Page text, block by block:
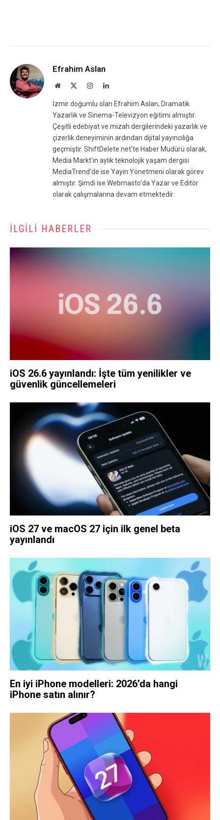
Efrahim Aslan
Website InstagramLinkedIn
İzmir doğumlu olan Efrahim Aslan, Dramatik
Yazarlık ve Sinema-Televizyon eğitimi almıştır.
Çeşitli edebiyat ve mizah dergilerindeki yazarlık ve
çizerlik deneyiminin ardından dijital yayıncılığa
geçmiştir. ShiftDelete.net'te Haber Müdürü olarak,
Media Markt'ın aylık teknolojik yaşam dergisi
MediaTrend'de ise Yayın Yönetmeni olarak görev
almıştır. Şimdi ise Webmasto'da Yazar ve Editör
olarak çalışmalarına devam etmektedir.
İLGILI HABERLER
iOS 26.6 yayınlandı: İşte tüm yenilikler ve
güvenlik güncellemeleri
iOS 27 ve macOS 27 için ilk genel beta
yayınlandı
En iyi iPhone modelleri: 2026’da hangi
iPhone satın alınır?